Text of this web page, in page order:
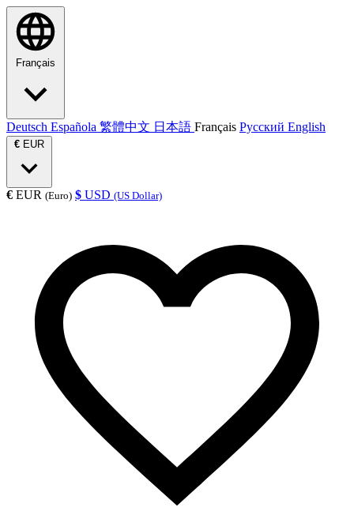
Français
Deutsch Española 繁體中文 日本語 Français Русский English
€ EUR
€ EUR (Euro) $ USD (US Dollar)